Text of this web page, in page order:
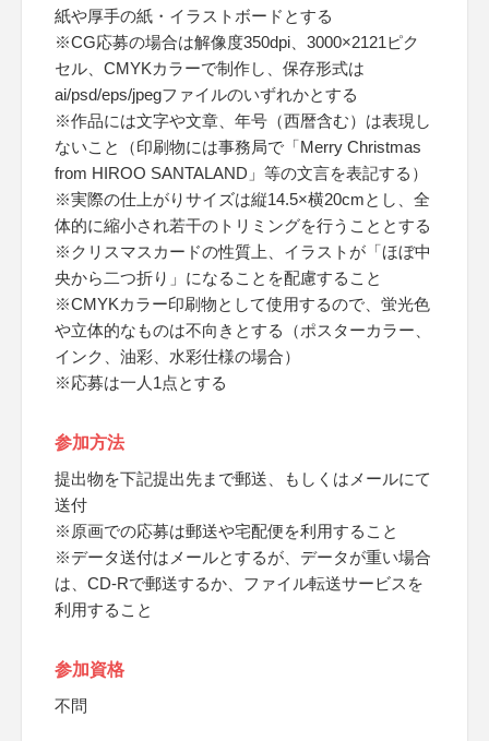
紙や厚手の紙・イラストボードとする
※CG応募の場合は解像度350dpi、3000×2121ピク
セル、CMYKカラーで制作し、保存形式は
ai/psd/eps/jpegファイルのいずれかとする
※作品には文字や文章、年号（西暦含む）は表現し
ないこと（印刷物には事務局で「Merry Christmas
from HIROO SANTALAND」等の文言を表記する）
※実際の仕上がりサイズは縦14.5×横20cmとし、全
体的に縮小され若干のトリミングを行うこととする
※クリスマスカードの性質上、イラストが「ほぼ中
央から二つ折り」になることを配慮すること
※CMYKカラー印刷物として使用するので、蛍光色
や立体的なものは不向きとする（ポスターカラー、
インク、油彩、水彩仕様の場合）
※応募は一人1点とする
参加方法
提出物を下記提出先まで郵送、もしくはメールにて
送付
※原画での応募は郵送や宅配便を利用すること
※データ送付はメールとするが、データが重い場合
は、CD-Rで郵送するか、ファイル転送サービスを
利用すること
参加資格
不問